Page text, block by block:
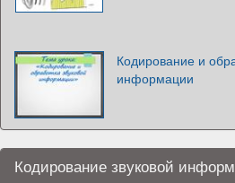
Кодирование и
информации
Кодирование звуковой